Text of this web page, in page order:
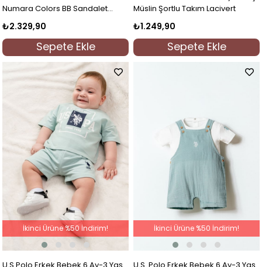
Numara Colors BB Sandalet
Siyah
₺2.329,90
Sepete Ekle
Müslin Şortlu Takım Lacivert
₺1.249,90
Sepete Ekle
İkinci Ürüne %50 İndirim! İkinci Ürüne %50 İndirim!